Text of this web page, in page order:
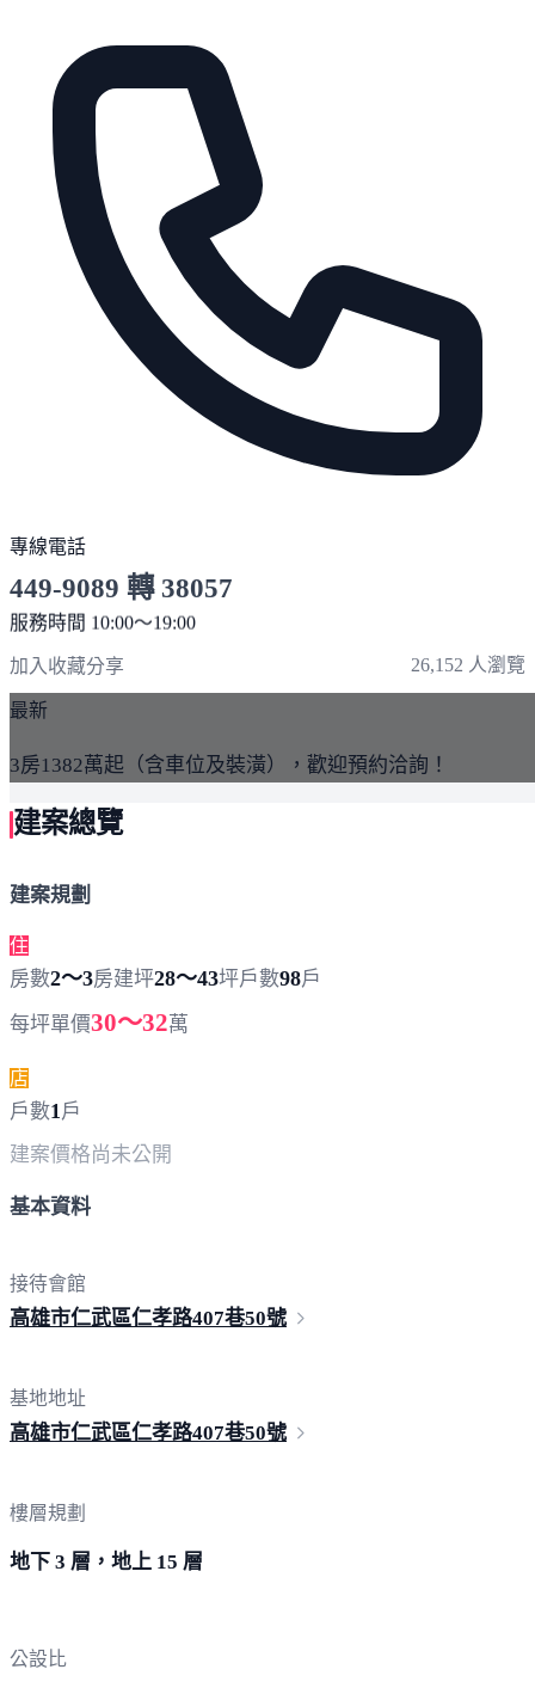
專線電話
449-9089 轉 38057
服務時間 10:00～19:00
加入收藏分享 26,152 人瀏覽
最新
3房1382萬起（含車位及裝潢），歡迎預約洽詢！
建案總覽
建案規劃
住
房數2～3房建坪28～43坪戶數98戶
每坪單價30～32萬
店
戶數1 戶
建案價格尚未公開
基本資料
接待會館
高雄市仁武區仁孝路407巷50號
基地地址
高雄市仁武區仁孝路407巷50號
樓層規劃
地下 3 層，地上 15 層
公設比